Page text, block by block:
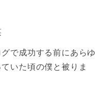
で成功する前にあらゆ
いた頃の僕と被りま